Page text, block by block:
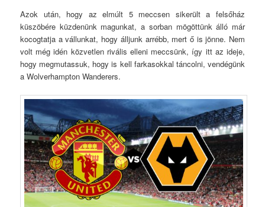
Azok után, hogy az elmúlt 5 meccsen sikerült a felsőház
küszöbére küzdenünk magunkat, a sorban mögöttünk álló már
kocogtatja a vállunkat, hogy álljunk arrébb, mert ő is jönne. Nem
volt még idén közvetlen rivális elleni meccsünk, így itt az ideje,
hogy megmutassuk, hogy is kell farkasokkal táncolni, vendégünk
a Wolverhampton Wanderers.